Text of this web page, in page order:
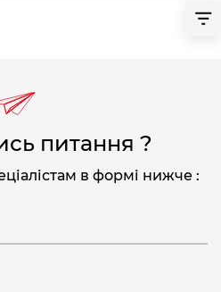
питання ?
в формі нижче :